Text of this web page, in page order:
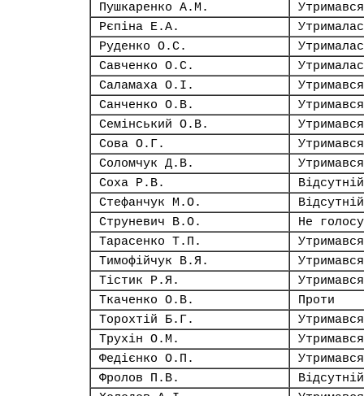
Пушкаренко А.М.
Утримався
Рєпіна Е.А.
Руденко О.С.
Савченко О.С.
Саламаха О.І.
Утримався
Санченко О.В.
Утримався
Семінський О.В.
Утримався
Сова О.Г.
Утримався
Соломчук Д.В.
Утримався
Соха Р.В.
Відсутній
Стефанчук М.О.
Відсутній
Струневич В.О.
Не
Тарасенко Т.П.
Утримався
Тимофійчук В.Я.
Утримався
Тістик Р.Я.
Утримався
Ткаченко О.В.
Проти
Торохтій Б.Г.
Утримався
Трухін О.М.
Утримався
Федієнко О.П.
Утримався
Фролов П.В.
Відсутній